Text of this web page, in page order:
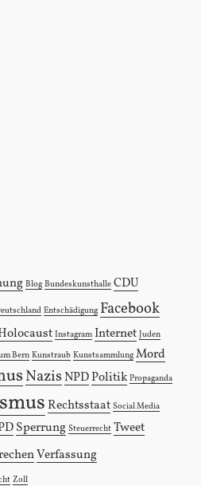
Blog Bundeskunsthalle CDU
Entschädigung Facebook
Instagram Internet Juden
Bern Kunstraub Kunstsammlung Mord
Nazis NPD Politik Propaganda
Rechtsstaat Social Media
Sperrung Steuerrecht Tweet
Verfassung
Zoll